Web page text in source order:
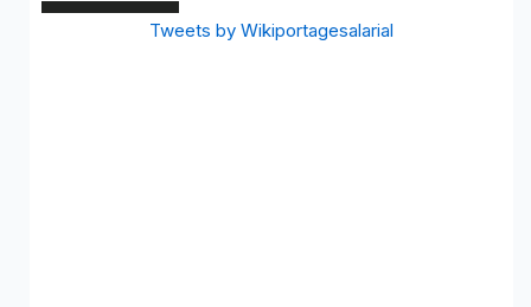
Tweets by Wikiportagesalarial